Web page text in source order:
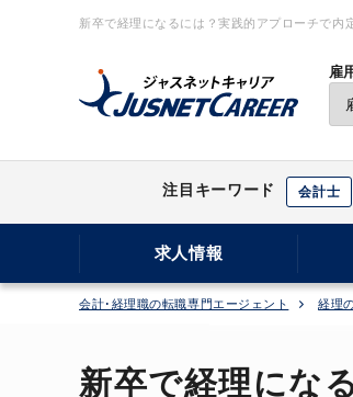
新卒で経理になるには？実践的アプローチで内
雇
注目キーワード 会計士
求人情報
会計･経理職の転職専門エージェント 経理
新卒で経理にな